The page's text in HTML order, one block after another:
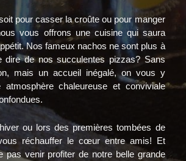
pour casser la croûte ou pour manger
vous offrons une cuisine qui saura
Nos fameux nachos ne sont plus à
dire de nos succulentes pizzas? Sans
mais un accueil inégalé, on vous y
chaleureuse et conviviale
ou lors des premières tombées de
réchauffer le cœur entre amis! Et
pas venir profiter de notre belle grande